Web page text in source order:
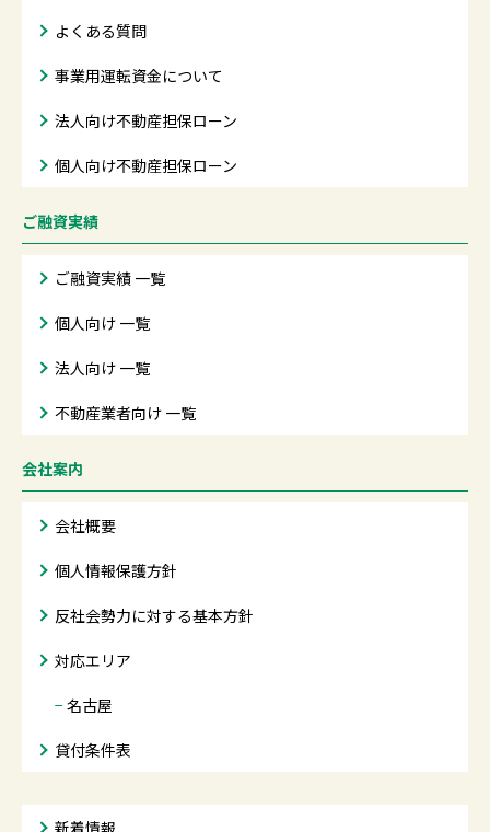
よくある質問
事業用運転資金について
法人向け不動産担保ローン
個人向け不動産担保ローン
ご融資実績
ご融資実績 一覧
個人向け 一覧
法人向け 一覧
不動産業者向け 一覧
会社案内
会社概要
個人情報保護方針
反社会勢力に対する基本方針
対応エリア
− 名古屋
貸付条件表
新着情報